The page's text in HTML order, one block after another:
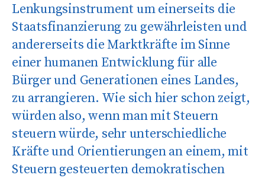
Lenkungsinstrument um einerseits die
Staatsfinanzierung zu gewährleisten und
andererseits die Marktkräfte im Sinne
einer humanen Entwicklung für alle
Bürger und Generationen eines Landes,
zu arrangieren. Wie sich hier schon zeigt,
würden also, wenn man mit Steuern
steuern würde, sehr unterschiedliche
Kräfte und Orientierungen an einem, mit
Steuern gesteuerten demokratischen